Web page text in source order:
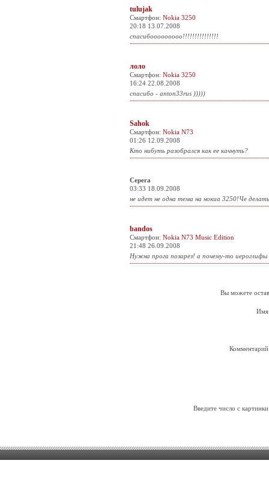
tulujak
Смартфон: Nokia 3250
20:18 13.07.2008
спасибооооооооо!!!!!!!!!!!!!!!
лоло
Смартфон: Nokia 3250
16:24 22.08.2008
спасибо - anton33rus )))))
Sahok
Смартфон: Nokia N73
01:26 12.09.2008
Кто нибуть разобрался как ее качнуть?
Серега
03:33 18.09.2008
не идет не одна тема на нокиа 3250!Че делать
bandos
Смартфон: Nokia N73 Music Edition
21:48 26.09.2008
Нужна прога позарез! а почему-то
Вы можете
Введите число с